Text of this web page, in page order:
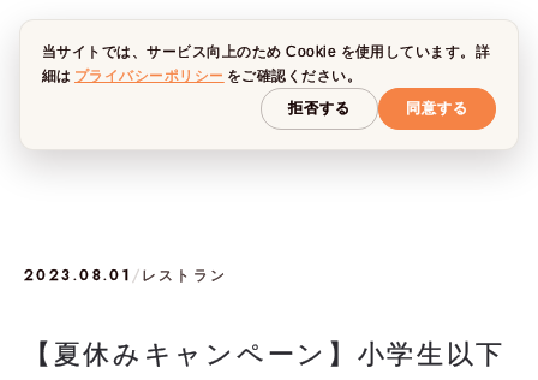
2023.08.01 / レストラン
【夏休みキャンペーン】小学生以下
当サイトでは、サービス向上のため Cookie を使用しています。詳
細は プライバシーポリシー をご確認ください。
拒否する
同意する